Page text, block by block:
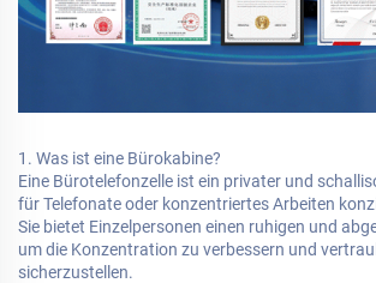
1. Was ist eine Bürokabine?
Eine Bürotelefonzelle ist ein privater und
für Telefonate oder konzentriertes Arbeiten
Sie bietet Einzelpersonen einen ruhigen und
um die Konzentration zu verbessern und
sicherzustellen.